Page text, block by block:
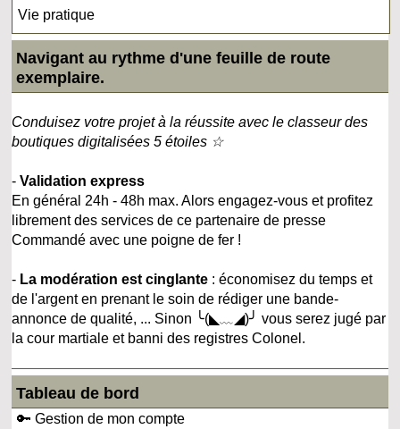
Vie pratique
Navigant au rythme d'une feuille de route
exemplaire.
Conduisez votre projet à la réussite avec le classeur des
boutiques digitalisées 5 étoiles ☆
-Validation express
En général 24h - 48h max. Alors engagez-vous et profitez
librement des services de ce partenaire de presse
Commandé avec une poigne de fer !
- La modération est cinglante : économisez du temps et
de l'argent en prenant le soin de rédiger une bande-
annonce de qualité, ... Sinon ╰(◣﹏◢)╯ vous serez jugé par
la cour martiale et banni des registres Colonel.
Tableau de bord
🔑 Gestion de mon compte